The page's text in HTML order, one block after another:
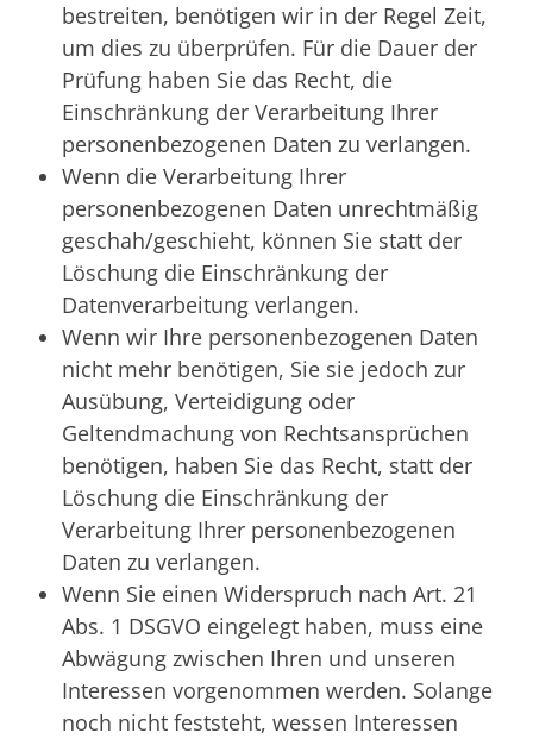
bestreiten, benötigen wir in der Regel Zeit,
um dies zu überprüfen. Für die Dauer der
Prüfung haben Sie das Recht, die
Einschränkung der Verarbeitung Ihrer
personenbezogenen Daten zu verlangen.
Wenn die Verarbeitung Ihrer
personenbezogenen Daten unrechtmäßig
geschah/geschieht, können Sie statt der
Löschung die Einschränkung der
Datenverarbeitung verlangen.
Wenn wir Ihre personenbezogenen Daten
nicht mehr benötigen, Sie sie jedoch zur
Ausübung, Verteidigung oder
Geltendmachung von Rechtsansprüchen
benötigen, haben Sie das Recht, statt der
Löschung die Einschränkung der
Verarbeitung Ihrer personenbezogenen
Daten zu verlangen.
Wenn Sie einen Widerspruch nach Art. 21
Abs. 1 DSGVO eingelegt haben, muss eine
Abwägung zwischen Ihren und unseren
Interessen vorgenommen werden. Solange
noch nicht feststeht, wessen Interessen